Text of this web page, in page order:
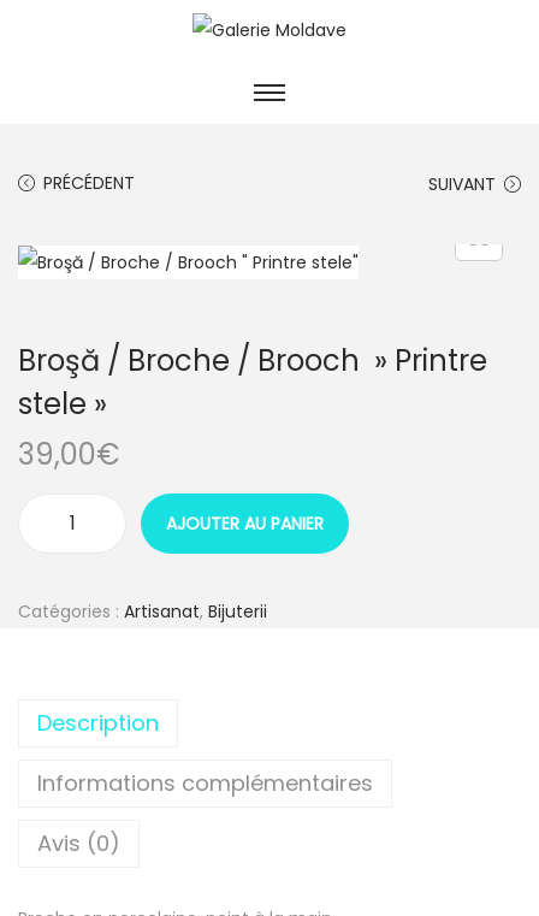
PRÉCÉDENT SUIVANT
Broşă / Broche / Brooch » Printre
stele »
39,00€
AJOUTER AU PANIER
Catégories : Artisanat, Bijuterii
Description
Informations complémentaires
Avis (0)